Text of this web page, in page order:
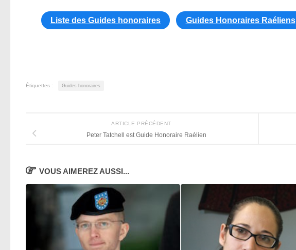
Liste des Guides honoraires Guides Honoraires Raéliens
Étiquettes : Guides honoraires
ARTICLE PRÉCÉDENT
Peter Tatchell est Guide Honoraire Raélien
VOUS AIMEREZ AUSSI...